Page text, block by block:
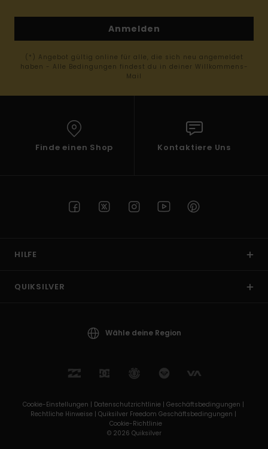
Anmelden
(*) Angebot gültig online für alle, die sich neu angemeldet
haben - Alle Bedingungen findest du in deiner Willkommens-
Mail
Finde einen Shop Kontaktiere Uns
HILFE
QUIKSILVER
Wähle deine Region
Cookie-Einstellungen | Datenschutzrichtlinie | Geschäftsbedingungen |
Rechtliche Hinweise | Quiksilver Freedom Geschäftsbedingungen |
Cookie-Richtlinie
© 2026 Quiksilver